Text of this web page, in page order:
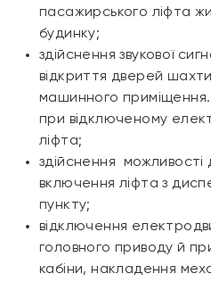
пасажирського ліфта
будинку;
здійснення звукової
відкриття дверей
машинного приміщення.
при відключеному
ліфта;
здійснення можливості
включення ліфта з
пункту;
відключення
головного приводу й
кабіни, накладення